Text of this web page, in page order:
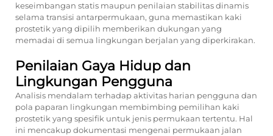
keseimbangan statis maupun penilaian stabilitas dinamis
selama transisi antarpermukaan, guna memastikan kaki
prostetik yang dipilih memberikan dukungan yang
memadai di semua lingkungan berjalan yang diperkirakan.
Penilaian Gaya Hidup dan
Lingkungan Pengguna
Analisis mendalam terhadap aktivitas harian pengguna dan
pola paparan lingkungan membimbing pemilihan kaki
prostetik yang spesifik untuk jenis permukaan tertentu. Hal
ini mencakup dokumentasi mengenai permukaan jalan